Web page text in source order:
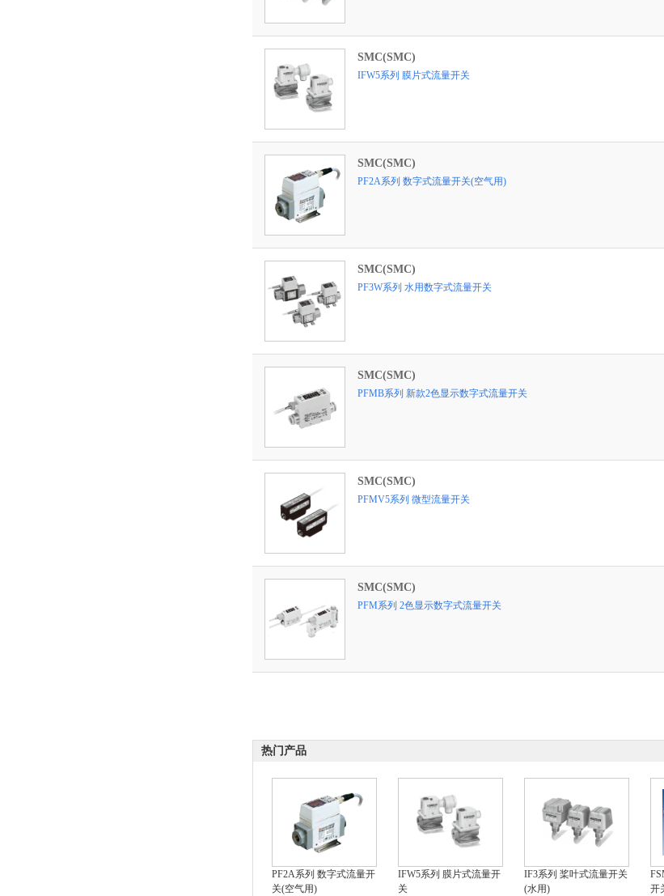
SMC(SMC)
IFW5系列 膜片式流量开关
SMC(SMC)
PF2A系列 数字式流量开关(空气用)
SMC(SMC)
PF3W系列 水用数字式流量开关
SMC(SMC)
PFMB系列 新款2色显示数字式流量开关
SMC(SMC)
PFMV5系列 微型流量开关
SMC(SMC)
PFM系列 2色显示数字式流量开关
热门产品
PF2A系列 数字式流量开
关(空气用)
IFW5系列 膜片式流量开
关
IF3系列 桨叶式流量开关
(水用)
开